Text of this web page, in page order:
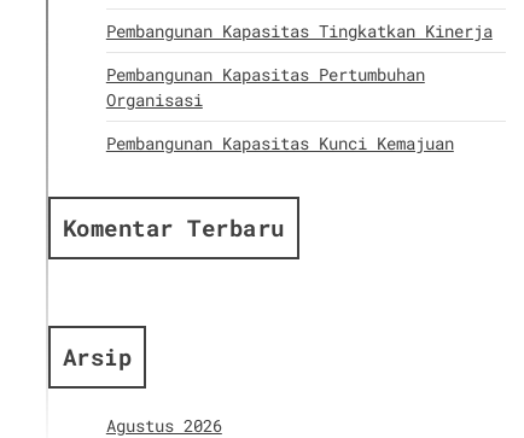
Pembangunan Kapasitas Tingkatkan Kinerja
Pembangunan Kapasitas Pertumbuhan
Organisasi
Pembangunan Kapasitas Kunci Kemajuan
Komentar Terbaru
Arsip
Agustus 2026